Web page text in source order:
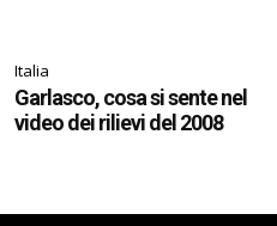
Italia
Garlasco, cosa si sente nel
video dei rilievi del 2008